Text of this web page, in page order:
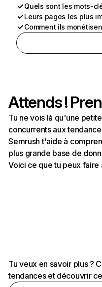
Quels sont les mots-
Leurs pages les plus
Comment ils
Attends !
Tu ne vois là qu'une
concurrents aux
Semrush t'aide à
plus grande base de
Voici ce que tu peux faire
Tu veux en savoir plus ?
tendances et découvrir